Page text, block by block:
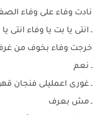
نادت وفاء على وفاء
ـ انتى يا بت يا وفاء انتى
خرجت وفاء بخوف من
ـ نعم
ـ غورى اعمليلى فنجان
ـ مش بعرف